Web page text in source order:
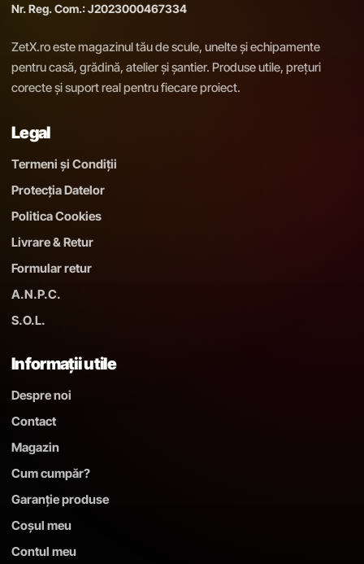
Nr. Reg. Com.: J2023000467334
ZetX.ro este magazinul tău de scule, unelte și echipamente
pentru casă, grădină, atelier și șantier. Produse utile, prețuri
corecte și suport real pentru fiecare proiect.
Legal
Termeni și Condiții
Protecția Datelor
Politica Cookies
Livrare & Retur
Formular retur
A.N.P.C.
S.O.L.
Informații utile
Despre noi
Contact
Magazin
Cum cumpăr?
Garanție produse
Coșul meu
Contul meu